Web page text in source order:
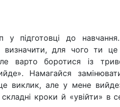
підготовці до
визначити, для чого ти
варто боротися із
Намагайся
виклик, але у мене
кроки й «увійти» в